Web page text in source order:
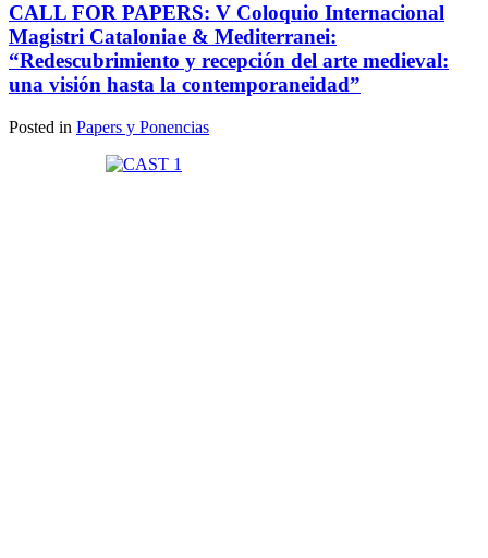
CALL FOR PAPERS: V Coloquio Internacional
Magistri Cataloniae & Mediterranei:
“Redescubrimiento y recepción del arte medieval:
una visión hasta la contemporaneidad”
Posted in Papers y Ponencias